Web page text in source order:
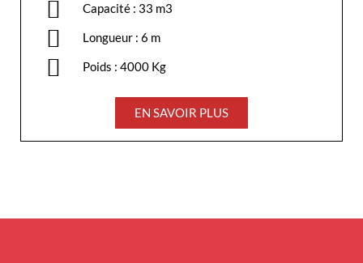
Capacité : 33 m3
Longueur : 6 m
Poids : 4000 Kg
EN SAVOIR PLUS